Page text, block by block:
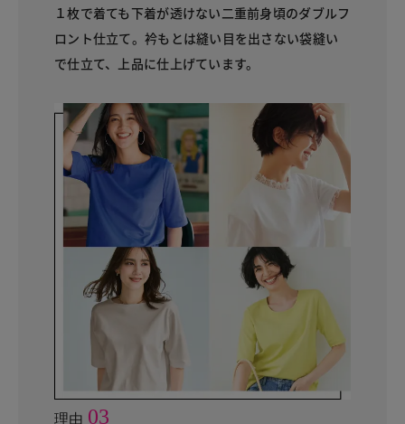
１枚で着ても下着が透けない二重前身頃のダブルフ
ロント仕立て。衿もとは縫い目を出さない袋縫い
で仕立て、上品に仕上げています。
理由 03